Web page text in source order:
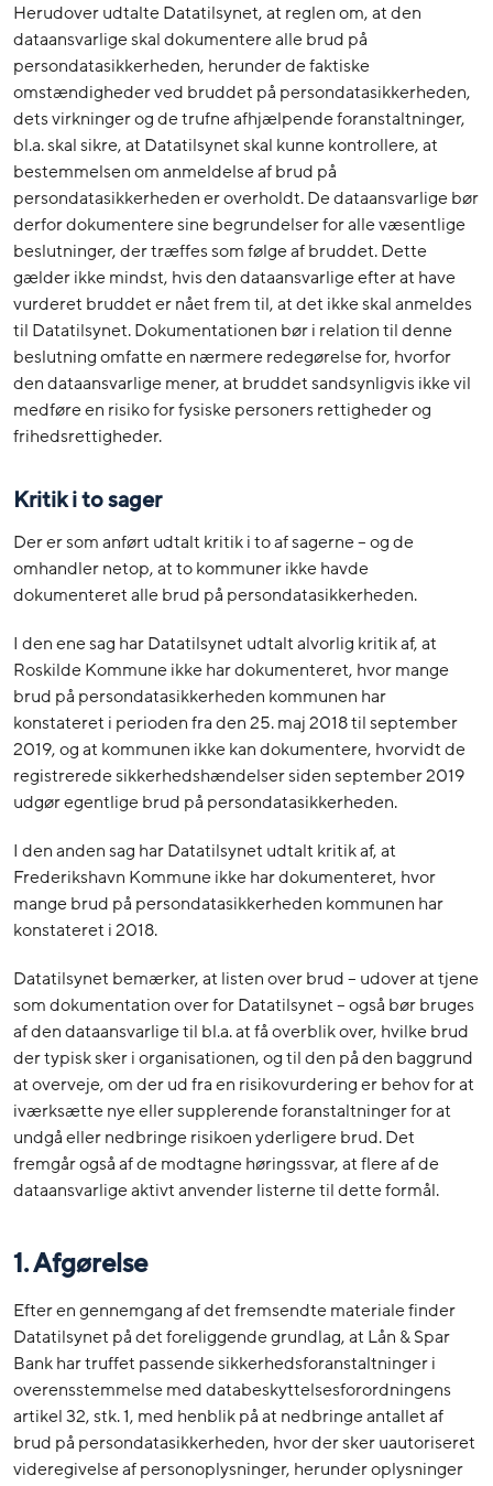
Herudover udtalte Datatilsynet, at reglen om, at den
dataansvarlige skal dokumentere alle brud på
persondatasikkerheden, herunder de faktiske
omstændigheder ved bruddet på persondatasikkerheden,
dets virkninger og de trufne afhjælpende foranstaltninger,
bl.a. skal sikre, at Datatilsynet skal kunne kontrollere, at
bestemmelsen om anmeldelse af brud på
persondatasikkerheden er overholdt. De dataansvarlige bør
derfor dokumentere sine begrundelser for alle væsentlige
beslutninger, der træffes som følge af bruddet. Dette
gælder ikke mindst, hvis den dataansvarlige efter at have
vurderet bruddet er nået frem til, at det ikke skal anmeldes
til Datatilsynet. Dokumentationen bør i relation til denne
beslutning omfatte en nærmere redegørelse for, hvorfor
den dataansvarlige mener, at bruddet sandsynligvis ikke vil
medføre en risiko for fysiske personers rettigheder og
frihedsrettigheder.
Kritik i to sager
Der er som anført udtalt kritik i to af sagerne – og de
omhandler netop, at to kommuner ikke havde
dokumenteret alle brud på persondatasikkerheden.
I den ene sag har Datatilsynet udtalt alvorlig kritik af, at
Roskilde Kommune ikke har dokumenteret, hvor mange
brud på persondatasikkerheden kommunen har
konstateret i perioden fra den 25. maj 2018 til september
2019, og at kommunen ikke kan dokumentere, hvorvidt de
registrerede sikkerhedshændelser siden september 2019
udgør egentlige brud på persondatasikkerheden.
I den anden sag har Datatilsynet udtalt kritik af, at
Frederikshavn Kommune ikke har dokumenteret, hvor
mange brud på persondatasikkerheden kommunen har
konstateret i 2018.
Datatilsynet bemærker, at listen over brud – udover at tjene
som dokumentation over for Datatilsynet – også bør bruges
af den dataansvarlige til bl.a. at få overblik over, hvilke brud
der typisk sker i organisationen, og til den på den baggrund
at overveje, om der ud fra en risikovurdering er behov for at
iværksætte nye eller supplerende foranstaltninger for at
undgå eller nedbringe risikoen yderligere brud. Det
fremgår også af de modtagne høringssvar, at flere af de
dataansvarlige aktivt anvender listerne til dette formål.
1. Afgørelse
Efter en gennemgang af det fremsendte materiale finder
Datatilsynet på det foreliggende grundlag, at Lån & Spar
Bank har truffet passende sikkerhedsforanstaltninger i
overensstemmelse med databeskyttelsesforordningens
artikel 32, stk. 1, med henblik på at nedbringe antallet af
brud på persondatasikkerheden, hvor der sker uautoriseret
videregivelse af personoplysninger, herunder oplysninger